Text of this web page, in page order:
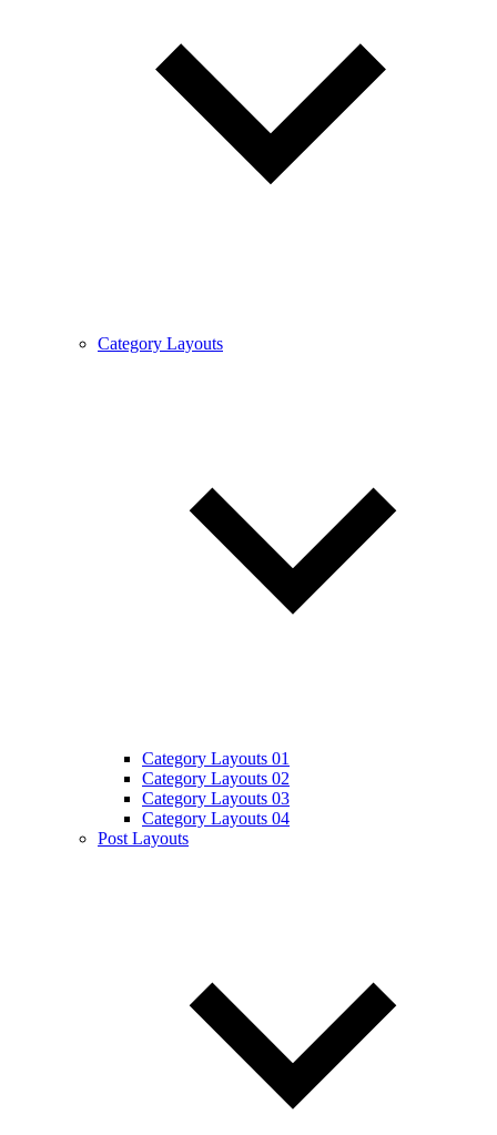
Category Layouts
Category Layouts 01
Category Layouts 02
Category Layouts 03
Category Layouts 04
Post Layouts